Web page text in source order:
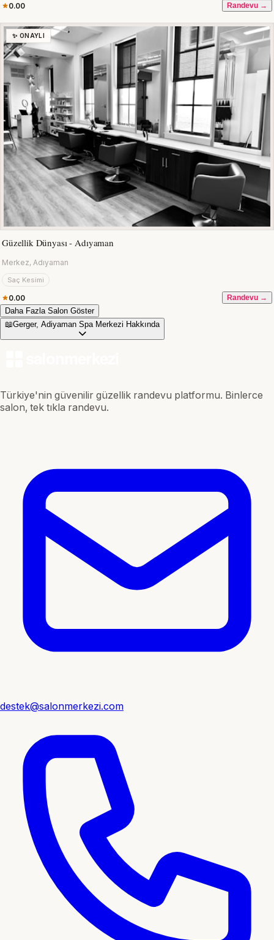
0.00 Randevu →
✨ ONAYLI
Güzellik Dünyası - Adıyaman
Merkez, Adıyaman
Saç Kesimi
0.00 Randevu →
Daha Fazla Salon Göster
📖Gerger, Adiyaman Spa Merkezi Hakkında
Türkiye'nin güvenilir güzellik randevu platformu. Binlerce
salon, tek tıkla randevu.
destek@salonmerkezi.com